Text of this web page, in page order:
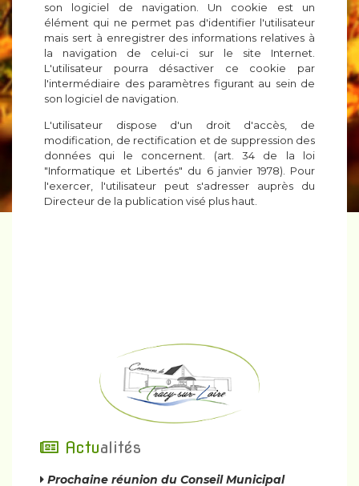
son logiciel de navigation. Un cookie est un
élément qui ne permet pas d'identifier l'utilisateur
mais sert à enregistrer des informations relatives à
la navigation de celui-ci sur le site Internet.
L'utilisateur pourra désactiver ce cookie par
l'intermédiaire des paramètres figurant au sein de
son logiciel de navigation.
L'utilisateur dispose d'un droit d'accès, de
modification, de rectification et de suppression des
données qui le concernent. (art. 34 de la loi
"Informatique et Libertés" du 6 janvier 1978). Pour
l'exercer, l'utilisateur peut s'adresser auprès du
Directeur de la publication visé plus haut.
Actualités
Prochaine réunion du Conseil Municipal